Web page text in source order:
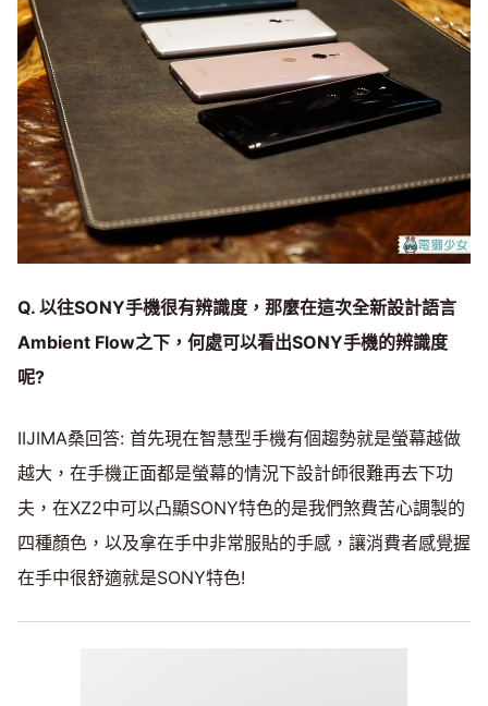
Q. 以往SONY手機很有辨識度，那麼在這次全新設計語言
Ambient Flow之下，何處可以看出SONY手機的辨識度
呢?
IIJIMA桑回答: 首先現在智慧型手機有個趨勢就是螢幕越做
越大，在手機正面都是螢幕的情況下設計師很難再去下功
夫，在XZ2中可以凸顯SONY特色的是我們煞費苦心調製的
四種顏色，以及拿在手中非常服貼的手感，讓消費者感覺握
在手中很舒適就是SONY特色!